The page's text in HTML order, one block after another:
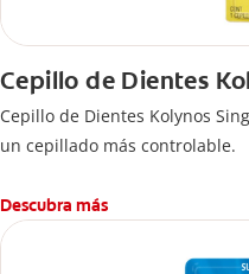
Cepillo de Dientes
Cepillo de Dientes Kolynos
un cepillado más controlable.
Descubra más